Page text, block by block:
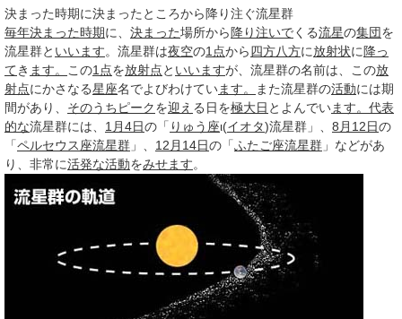
決まった時期に決まったところから降り注ぐ流星群
毎年決まった時期に、 決まった場所から 降り注いでくる流星の集団を
流星群と いいます。流星群は夜空の1点から四方八方に放射状に 降っ
てき ます。 この1点を放射点と いいますが、流星群の名前は、この放
射点にかさなる星座名でよびわけています。 また流星群の活動には期
間があり、 そのうちピークを迎え る日を極大日 とよんでいます。 代表
的な流星群には、 1月4日の「 りゅう座ι(イオタ)流星群」、 8月12日の
「ペルセウス座流星群 」、 12月14日の「ふたご座流星群 」などがあ
り、非常に活発な活動をみせます。